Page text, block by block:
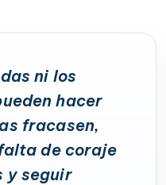
ni los
hacer
fracasen,
de coraje
y seguir